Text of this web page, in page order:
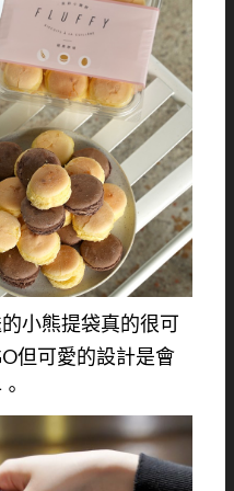
小熊提袋真的很可
但可愛的設計是會